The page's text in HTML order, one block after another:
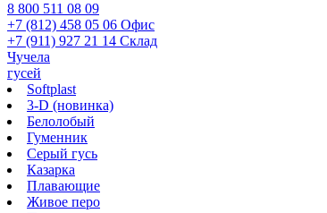
8 800 511 08 09
+7 (812) 458 05 06 Офис
+7 (911) 927 21 14 Склад
Чучела
гусей
Softplast
3-D (новинка)
Белолобый
Гуменник
Серый гусь
Казарка
Плавающие
Живое перо